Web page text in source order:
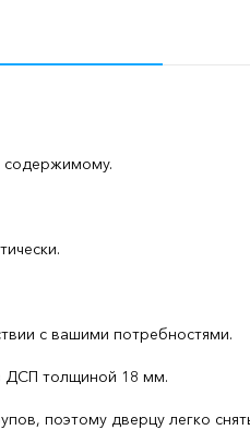
содержимому.
с вашими потребностями.
ДСП толщиной 18 мм.
поэтому дверцу легко